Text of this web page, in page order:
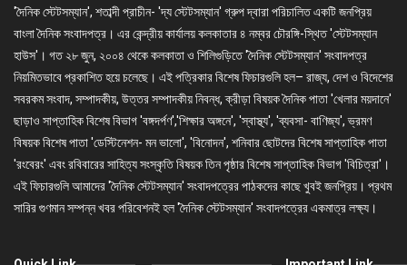
'দৈনিক স্টেটসম্যান', শতাব্দী প্রাচীন- 'দ্য স্টেটসম্যান' গ্রুপ দ্বারা পরিচালিত একটি জনপ্রিয়
বাংলা দৈনিক সংবাদপত্র। এর কেন্দ্রীয় কার্যালয় কলকাতার ৪ নম্বর চৌরঙ্গি-স্থিত 'স্টেটসম্যান
হাউস'। গত ২৮ জুন, ২০০৪ থেকে কলকাতা ও শিলিগুড়িতে 'দৈনিক স্টেটসম্যান' সংবাদপত্র
নিয়মিতভাবে প্রকাশিত হয়ে চলেছে। এই পত্রিকার বিশেষ ফিচারগুলি হল– রাজ্য, দেশ ও বিদেশের
সবরকম সংবাদ, সম্পাদকীয়, উত্তর সম্পাদকীয় নিবন্ধ, ক্রীড়া বিষয়ক দৈনিক পাতা 'খেলার ময়দানে'
ছাড়াও সাপ্তাহিক বিশেষ বিভাগ 'বঙ্গদর্পণ','শিক্ষার অঙ্গনে', 'স্বাস্থ্য', 'ব্যবসা- বাণিজ্য', ভ্রমণ
বিষয়ক বিশেষ পাতা 'ডেস্টিনেশন- মন ভালো', 'বিনোদন', শনিবার ছোটদের বিশেষ সাপ্তাহিক পাতা
'রংবেরং' এবং রবিবারের সাহিত্য সংস্কৃতি বিষয়ক তিন পৃষ্ঠার বিশেষ সাপ্তাহিক বিভাগ 'বিচিত্রা'।
এই ফিচারগুলি আমাদের 'দৈনিক স্টেটসম্যান' সংবাদপত্রের পাঠকদের কাছে খুবই জনপ্রিয়। প্রথম
সারির গুণমান সম্পন্ন খবর পরিবেশনই হল 'দৈনিক স্টেটসম্যান' সংবাদপত্রের একমাত্র লক্ষ্য।